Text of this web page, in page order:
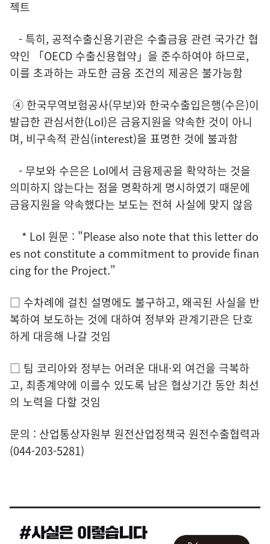
젝트
- 특히, 공적수출신용기관은 수출금융 관련 국가간 협
약인 「OECD 수출신용협약」을 준수하여야 하므로,
이를 초과하는 과도한 금융 조건의 제공은 불가능함
④ 한국무역보험공사(무보)와 한국수출입은행(수은)이
발급한 관심서한(LoI)은 금융지원을 약속한 것이 아니
며, 비구속적 관심(interest)을 표명한 것에 불과함
- 무보와 수은은 LoI에서 금융제공을 확약하는 것을
의미하지 않는다는 점을 명확하게 명시하였기 때문에
금융지원을 약속했다는 보도는 전혀 사실에 맞지 않음
* LoI 원문 : "Please also note that this letter do
es not constitute a commitment to provide finan
cing for the Project."
□ 수차례에 걸친 설명에도 불구하고, 왜곡된 사실을 반
복하여 보도하는 것에 대하여 정부와 관계기관은 단호
하게 대응해 나갈 것임
□ 팀 코리아와 정부는 어려운 대내·외 여건을 극복하
고, 최종계약에 이를수 있도록 남은 협상기간 동안 최선
의 노력을 다할 것임
문의 : 산업통상자원부 원전산업정책국 원전수출협력과
(044-203-5281)